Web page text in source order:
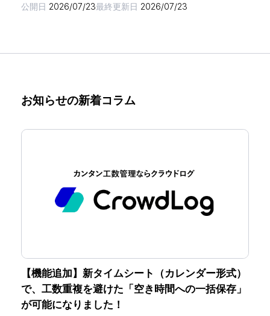
公開日 2026/07/23最終更新日 2026/07/23
お知らせの新着コラム
【機能追加】新タイムシート（カレンダー形式）
で、工数重複を避けた「空き時間への一括保存」
が可能になりました！